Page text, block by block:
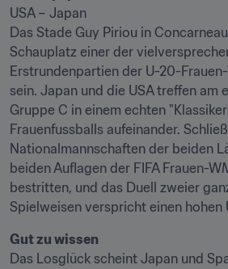
USA – Japan
Das Stade Guy Piriou in
Schauplatz einer der
Erstrundenpartien der U-20-
sein. Japan und die USA treffen am
Gruppe C in einem echten
Frauenfussballs aufeinander.
Nationalmannschaften der beiden
beiden Auflagen der FIFA Frauen-
bestritten, und das Duell zweier
Spielweisen verspricht einen
Gut zu wissen
Das Losglück scheint Japan und